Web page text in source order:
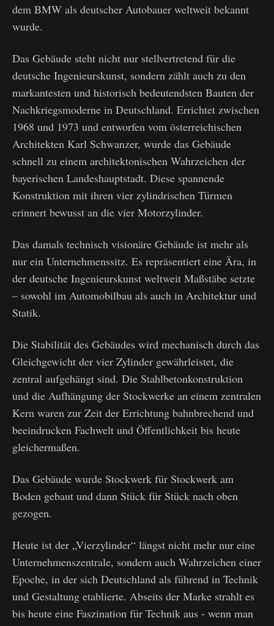
dem BMW als deutscher Autobauer weltweit bekannt
wurde.
Das Gebäude steht nicht nur stellvertretend für die
deutsche Ingenieurskunst, sondern zählt auch zu den
markantesten und historisch bedeutendsten Bauten der
Nachkriegsmoderne in Deutschland. Errichtet zwischen
1968 und 1973 und entworfen vom österreichischen
Architekten Karl Schwanzer, wurde das Gebäude
schnell zu einem architektonischen Wahrzeichen der
bayerischen Landeshauptstadt. Diese spannende
Konstruktion mit ihren vier zylindrischen Türmen
erinnert bewusst an die vier Motorzylinder.
Das damals technisch visionäre Gebäude ist mehr als
nur ein Unternehmenssitz. Es repräsentiert eine Ära, in
der deutsche Ingenieurskunst weltweit Maßstäbe setzte
– sowohl im Automobilbau als auch in Architektur und
Statik.
Die Stabilität des Gebäudes wird mechanisch durch das
Gleichgewicht der vier Zylinder gewährleistet, die
zentral aufgehängt sind. Die Stahlbetonkonstruktion
und die Aufhängung der Stockwerke an einem zentralen
Kern waren zur Zeit der Errichtung bahnbrechend und
beeindrucken Fachwelt und Öffentlichkeit bis heute
gleichermaßen.
Das Gebäude wurde Stockwerk für Stockwerk am
Boden gebaut und dann Stück für Stück nach oben
gezogen.
Heute ist der „Vierzylinder“ längst nicht mehr nur eine
Unternehmenszentrale, sondern auch Wahrzeichen einer
Epoche, in der sich Deutschland als führend in Technik
und Gestaltung etablierte. Abseits der Marke strahlt es
bis heute eine Faszination für Technik aus - wenn man